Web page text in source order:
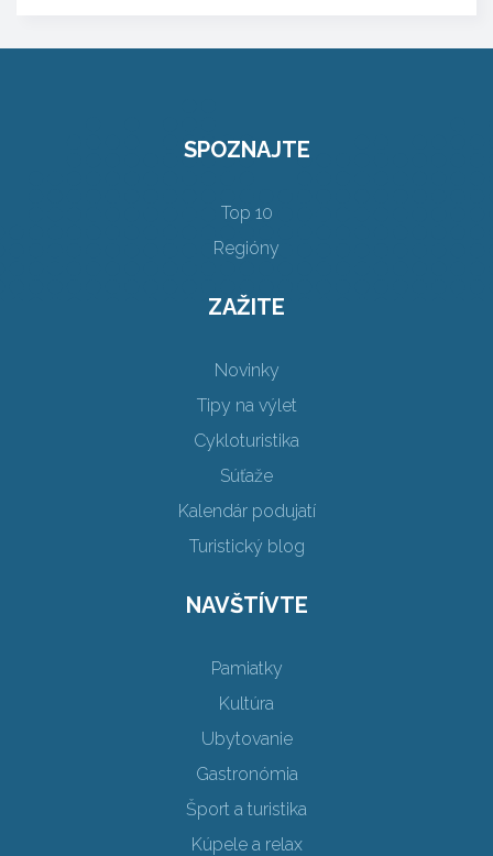
SPOZNAJTE
Top 10
Regióny
ZAŽITE
Novinky
Tipy na výlet
Cykloturistika
Súťaže
Kalendár podujatí
Turistický blog
NAVŠTÍVTE
Pamiatky
Kultúra
Ubytovanie
Gastronómia
Šport a turistika
Kúpele a relax